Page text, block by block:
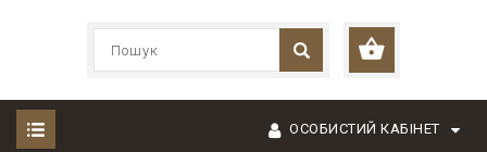
ОСОБИСТИЙ КАБІНЕТ